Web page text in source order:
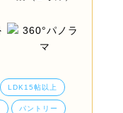
LDK15帖以上
パントリー